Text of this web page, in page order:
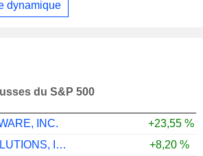
dynamique
du S&P 500
INC.
+23,55 %
MOTOROLA SOLUTIONS, INC.
+8,20 %